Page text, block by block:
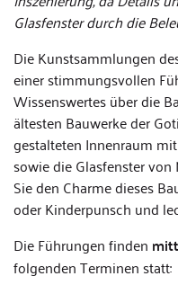
Glasfenster durch die
Die Kunstsammlungen
einer stimmungsvollen
Wissenswertes über die
ältesten Bauwerke der
gestalteten Innenraum
sowie die Glasfenster von
Sie den Charme dieses
oder Kinderpunsch und
Die Führungen finden
folgenden Terminen statt: